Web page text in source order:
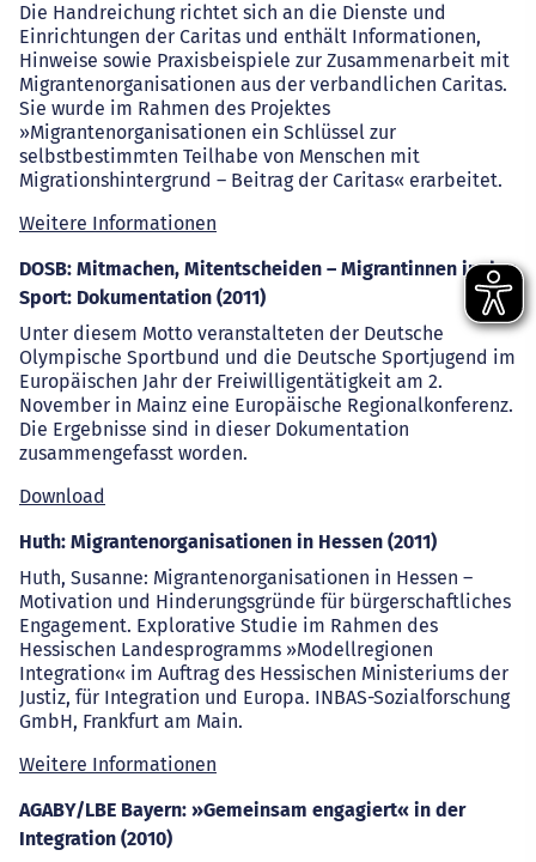
Die Handreichung richtet sich an die Dienste und
Einrichtungen der Caritas und enthält Informationen,
Hinweise sowie Praxisbeispiele zur Zusammenarbeit mit
Migrantenorganisationen aus der verbandlichen Caritas.
Sie wurde im Rahmen des Projektes
»Migrantenorganisationen ein Schlüssel zur
selbstbestimmten Teilhabe von Menschen mit
Migrationshintergrund – Beitrag der Caritas« erarbeitet.
Weitere Informationen
DOSB: Mitmachen, Mitentscheiden – Migrantinnen in den
Sport: Dokumentation (2011)
Unter diesem Motto veranstalteten der Deutsche
Olympische Sportbund und die Deutsche Sportjugend im
Europäischen Jahr der Freiwilligentätigkeit am 2.
November in Mainz eine Europäische Regionalkonferenz.
Die Ergebnisse sind in dieser Dokumentation
zusammengefasst worden.
Download
Huth: Migrantenorganisationen in Hessen (2011)
Huth, Susanne: Migrantenorganisationen in Hessen –
Motivation und Hinderungsgründe für bürgerschaftliches
Engagement. Explorative Studie im Rahmen des
Hessischen Landesprogramms »Modellregionen
Integration« im Auftrag des Hessischen Ministeriums der
Justiz, für Integration und Europa. INBAS-Sozialforschung
GmbH, Frankfurt am Main.
Weitere Informationen
AGABY/LBE Bayern: »Gemeinsam engagiert« in der
Integration (2010)